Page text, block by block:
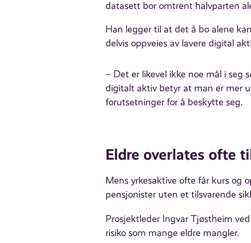
datasett bor omtrent halvparten
Han legger til at det å bo alene
delvis oppveies av lavere digital
– Det er likevel ikke noe mål i
digitalt aktiv betyr at man er mer
forutsetninger for å beskytte seg.
Eldre overlates ofte
Mens yrkesaktive ofte får kurs og
pensjonister uten et tilsvarende
Prosjektleder Ingvar Tjøstheim
risiko som mange eldre mangler.